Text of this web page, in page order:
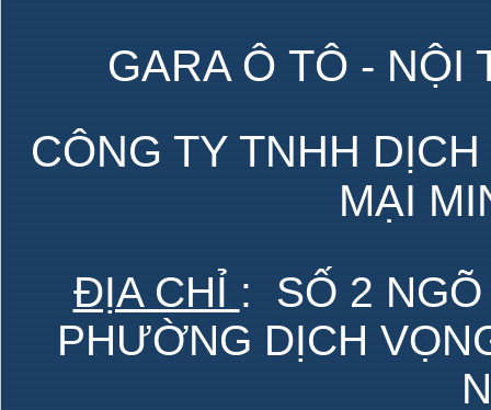
GARA Ô TÔ - NỘI
CÔNG TY TNHH
MẠI
ĐỊA CHỈ : SỐ 2 NGÕ
PHƯỜNG DỊCH